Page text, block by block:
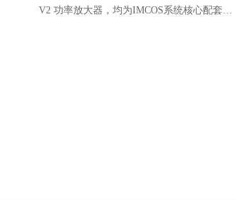
V2 功率放大器，均为IMCOS系统核心配套设